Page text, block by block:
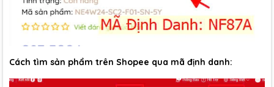
Cách tìm sản phẩm trên Shopee qua mã định danh: